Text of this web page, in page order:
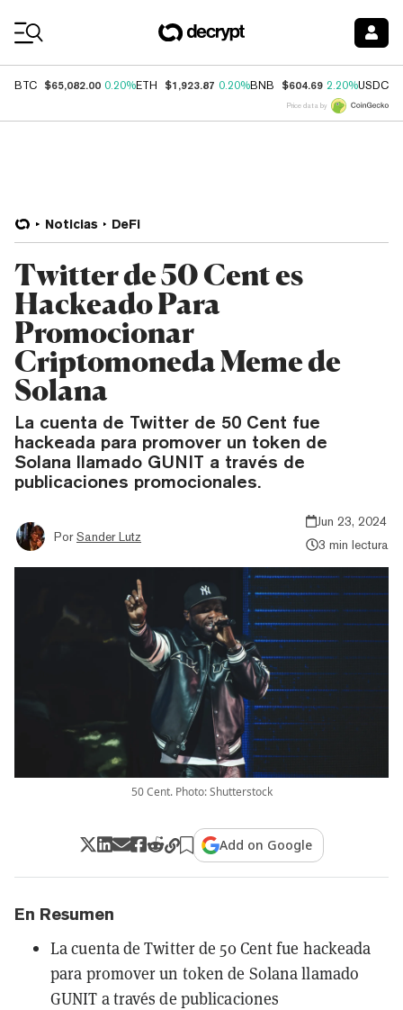
BTC $65,082.00 0.20%ETH $1,923.87 0.20%BNB $604.69 2.20%USDC
Price data by
Noticias DeFi
Twitter de 50 Cent es
Hackeado Para
Promocionar
Criptomoneda Meme de
Solana
La cuenta de Twitter de 50 Cent fue
hackeada para promover un token de
Solana llamado GUNIT a través de
publicaciones promocionales.
Por Sander Lutz
Jun 23, 2024
3 min lectura
50 Cent. Photo: Shutterstock
Add on Google
En Resumen
La cuenta de Twitter de 50 Cent fue hackeada
para promover un token de Solana llamado
GUNIT a través de publicaciones